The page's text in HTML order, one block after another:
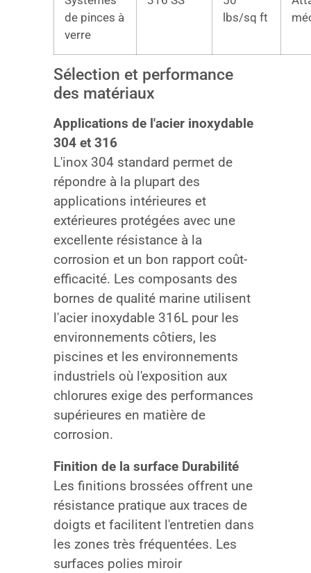
de pinces à
verre
lbs/sq ft
Sélection et performance
des matériaux
Applications de l'acier inoxydable
304 et 316
L'inox 304 standard permet de
répondre à la plupart des
applications intérieures et
extérieures protégées avec une
excellente résistance à la
corrosion et un bon rapport coût-
efficacité. Les composants des
bornes de qualité marine utilisent
l'acier inoxydable 316L pour les
environnements côtiers, les
piscines et les environnements
industriels où l'exposition aux
chlorures exige des performances
supérieures en matière de
corrosion.
Finition de la surface Durabilité
Les finitions brossées offrent une
résistance pratique aux traces de
doigts et facilitent l'entretien dans
les zones très fréquentées. Les
surfaces polies miroir